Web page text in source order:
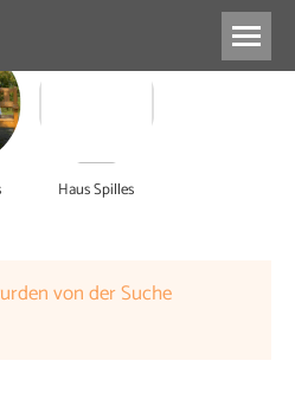
Haus Spilles
von der Suche